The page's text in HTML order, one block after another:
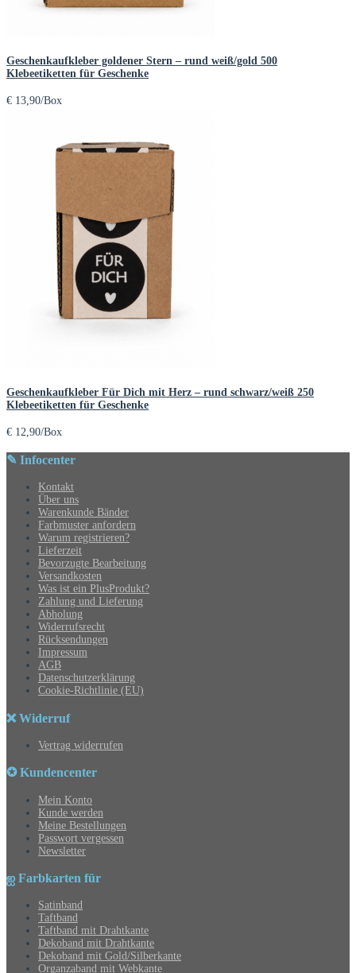
Geschenkaufkleber goldener Stern – rund weiß/gold 500
Klebeetiketten für Geschenke
€ 13,90/Box
Geschenkaufkleber Für Dich mit Herz – rund schwarz/weiß 250
Klebeetiketten für Geschenke
€ 12,90/Box
✎ Infocenter
Kontakt
Über uns
Warenkunde Bänder
Farbmuster anfordern
Warum registrieren?
Lieferzeit
Bevorzugte Bearbeitung
Versandkosten
Was ist ein PlusProdukt?
Zahlung und Lieferung
Abholung
Widerrufsrecht
Rücksendungen
Impressum
AGB
Datenschutzerklärung
Cookie-Richtlinie (EU)
❌ Widerruf
Vertrag widerrufen
✪ Kundencenter
Mein Konto
Kunde werden
Meine Bestellungen
Passwort vergessen
Newsletter
ஐ Farbkarten für
Satinband
Taftband
Taftband mit Drahtkante
Dekoband mit Drahtkante
Dekoband mit Gold/Silberkante
Organzaband mit Webkante